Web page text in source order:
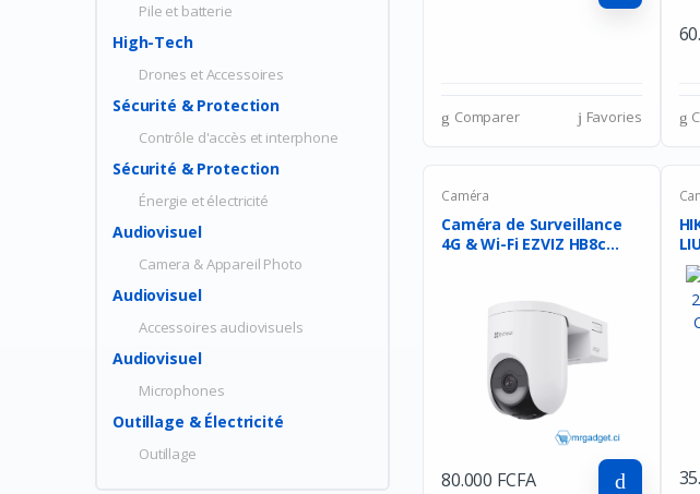
Pile et batterie
High-Tech
Drones et Accessoires
Sécurité & Protection
Contrôle d'accès et interphone
Sécurité & Protection
Énergie et électricité
Audiovisuel
Camera & Appareil Photo
Audiovisuel
Accessoires audiovisuels
Audiovisuel
Microphones
Outillage & Électricité
Outillage
Comparer Favories
Caméra
Caméra de Surveillance
4G & Wi-Fi EZVIZ HB8c...
80.000 FCFA